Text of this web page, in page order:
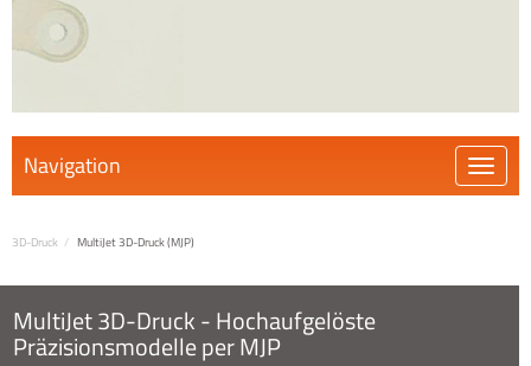
Öffnen
Navigation
3D-Druck MultiJet 3D-Druck (MJP)
MultiJet 3D-Druck - Hochaufgelöste
Präzisionsmodelle per MJP